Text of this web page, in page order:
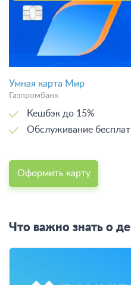
Умная карта Мир
Газпромбанк
Кешбэк до 15%
Обслуживание
Оформить карту
Что важно знать о